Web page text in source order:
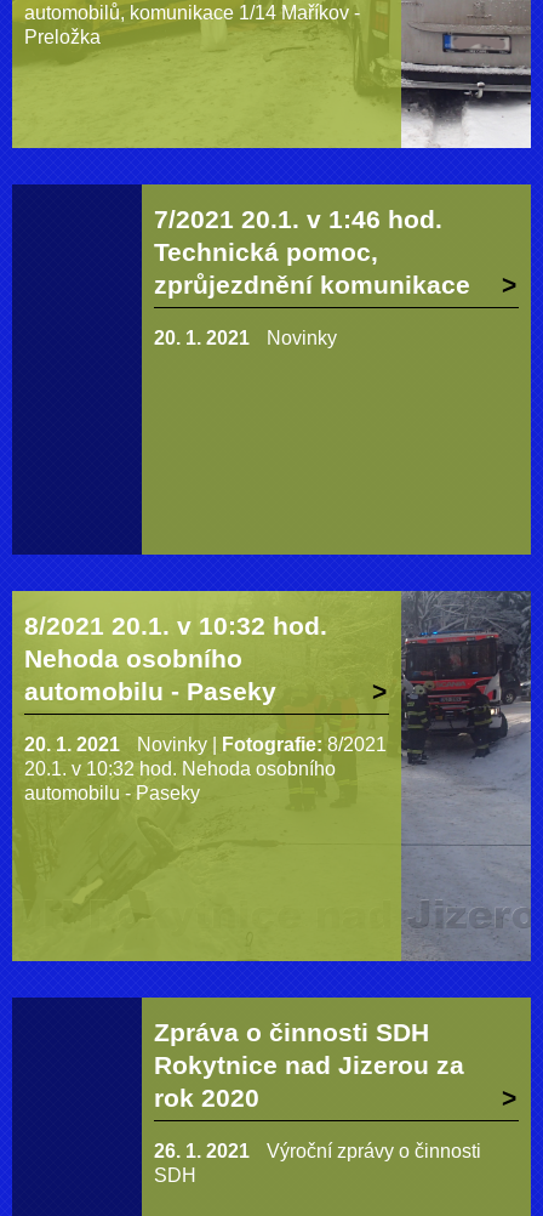
automobilů, komunikace 1/14 Maříkov -
Preložka
7/2021 20.1. v 1:46 hod.
Technická pomoc,
zprůjezdnění komunikace
20. 1. 2021 Novinky
8/2021 20.1. v 10:32 hod.
Nehoda osobního
automobilu - Paseky
20. 1. 2021 Novinky Fotografie: 8/2021
20.1. v 10:32 hod. Nehoda osobního
automobilu - Paseky
Zpráva o činnosti SDH
Rokytnice nad Jizerou za
rok 2020
26. 1. 2021
Výroční zprávy o činnosti
SDH